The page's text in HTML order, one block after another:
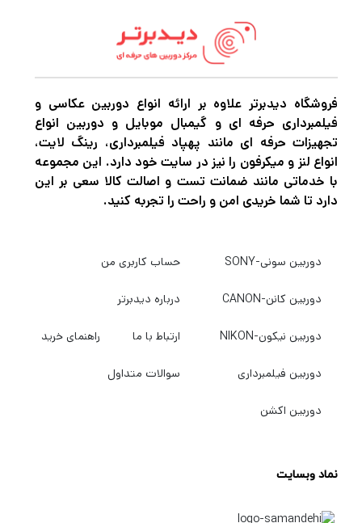
فروشگاه دیدبرتر علاوه بر ارائه انواع دوربین عکاسی و
فیلمبرداری حرفه ای و گیمبال موبایل و دوربین انواع
تجهیزات حرفه ای مانند پهپاد فیلمبرداری، رینگ لایت،
انواع لنز و میکرفون را نیز در سایت خود دارد. این مجموعه
با خدماتی مانند ضمانت تست و اصالت کالا سعی بر این
دارد تا شما خریدی امن و راحت را تجربه کنید.
دوربین سونی-SONY
دوربین کانن-CANON
دوربین نیکون-NIKON
دوربین فیلمبرداری
دوربین اکشن
حساب کاربری من
درباره دیدبرتر
ارتباط با ما راهنمای خرید
سوالات متداول
نماد وبسایت